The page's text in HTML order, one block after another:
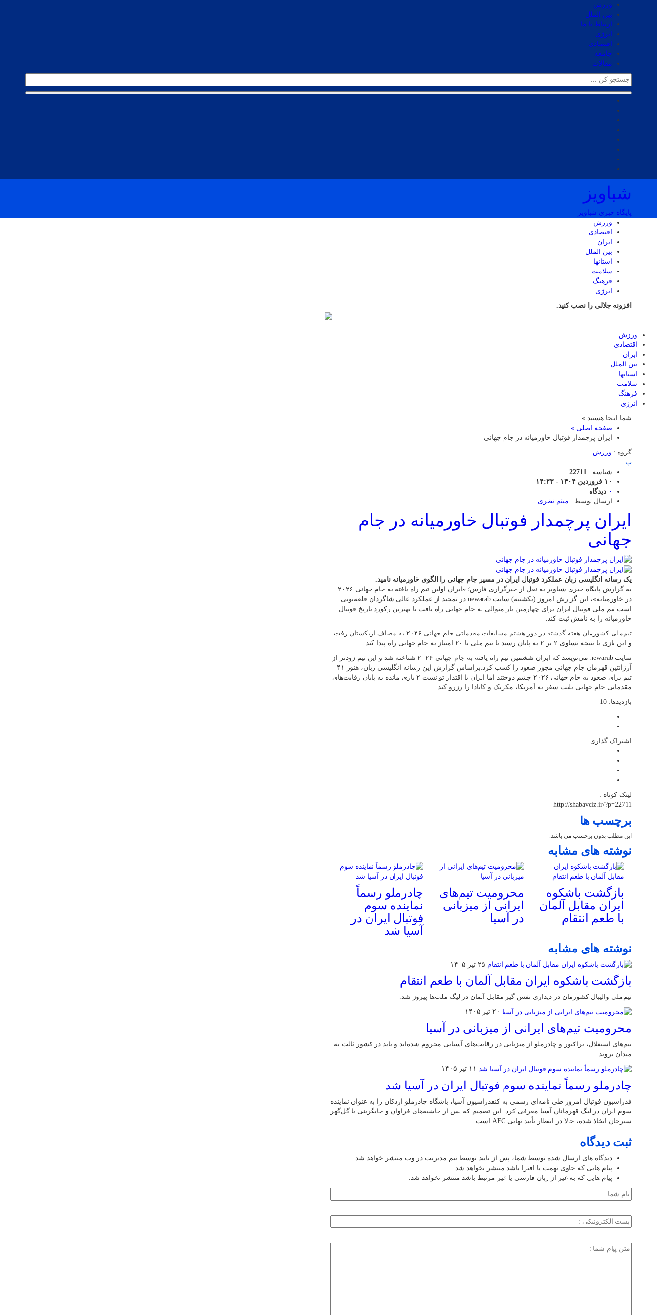
ورزش
بین الملل
ارتباط با ما
انرژی
اقتصادی
جامعه
مقالات
شباویز
پایگاه خبری شباویز
ورزش
اقتصادی
ایران
بین الملل
استانها
سلامت
فرهنگ
انرژی
افزونه جلالی را نصب کنید.
ورزش
اقتصادی
ایران
بین الملل
استانها
سلامت
فرهنگ
انرژی
شما اینجا هستید »
صفحه اصلی »
ایران پرچمدار فوتبال خاورمیانه در جام جهانی
گروه : ورزش
پ
شناسه : 22711
۱۰ فروردین ۱۴۰۴ - ۱۴:۳۳
۰ دیدگاه
ارسال توسط : میثم نظری
ایران پرچمدار فوتبال خاورمیانه در جام
جهانی
یک رسانه انگلیسی زبان عملکرد فوتبال ایران در مسیر جام جهانی را الگوی خاورمیانه نامید.
به گزارش پایگاه خبری شباویز به نقل از خبرگزاری فارس؛ «ایران اولین تیم راه یافته به جام جهانی ۲۰۲۶
در خاورمیانه»، این گزارش امروز (یکشنبه) سایت newarab در تمجید از عملکرد عالی شاگردان قلعه‌نویی
است.تیم ملی فوتبال ایران برای چهارمین بار متوالی به جام جهانی راه یافت تا بهترین رکورد تاریخ فوتبال
خاورمیانه را به نامش ثبت کند.
تیم‌ملی کشورمان هفته گذشته در دور هشتم مسابقات مقدماتی جام جهانی ۲۰۲۶ به مصاف ازبکستان رفت
و این بازی با نتیجه تساوی ۲ بر ۲ به پایان رسید تا تیم ملی با ۲۰ امتیاز به جام جهانی راه پیدا کند.
سایت newarab می‌نویسد که ایران ششمین تیم راه یافته به جام جهانی ۲۰۲۶ شناخته شد و این تیم زودتر از
آرژانتین قهرمان جام جهانی مجوز صعود را کسب کرد.براساس گزارش این رسانه انگلیسی زبان، هنوز ۴۱
تیم برای صعود به جام جهانی ۲۰۲۶ چشم دوختند اما ایران با اقتدار توانست ۲ بازی مانده به پایان رقابت‌های
مقدماتی جام جهانی بلیت سفر به آمریکا، مکزیک و کانادا را رزرو کند.
بازدیدها: 10
اشتراک گذاری :
لینک کوتاه :
http://shabaveiz.ir/?p=22711
برچسب ها
این مطلب بدون برچسب می باشد.
نوشته های مشابه
بازگشت باشکوه
ایران مقابل آلمان
با طعم انتقام
محرومیت تیم‌های
ایرانی از میزبانی
در آسیا
چادرملو رسماً
نماینده سوم
فوتبال ایران در
آسیا شد
نوشته های مشابه
۲۵ تیر ۱۴۰۵
بازگشت باشکوه ایران مقابل آلمان با طعم انتقام
تیم‌ملی والیبال کشورمان در دیداری نفس گیر مقابل آلمان در لیگ ملت‌ها پیروز شد.
۲۰ تیر ۱۴۰۵
محرومیت تیم‌های ایرانی از میزبانی در آسیا
تیم‌های استقلال، تراکتور و چادرملو از میزبانی در رقابت‌های آسیایی محروم شده‌اند و باید در کشور ثالث به
میدان بروند.
۱۱ تیر ۱۴۰۵
چادرملو رسماً نماینده سوم فوتبال ایران در آسیا شد
فدراسیون فوتبال امروز طی نامه‌ای رسمی به کنفدراسیون آسیا، باشگاه چادرملو اردکان را به عنوان نماینده
سوم ایران در لیگ قهرمانان آسیا معرفی کرد. این تصمیم که پس از حاشیه‌های فراوان و جایگزینی با گل‌گهر
سیرجان اتخاذ شده، حالا در انتظار تأیید نهایی AFC است.
ثبت دیدگاه
دیدگاه های ارسال شده توسط شما، پس از تایید توسط تیم مدیریت در وب منتشر خواهد شد.
پیام هایی که حاوی تهمت یا افترا باشد منتشر نخواهد شد.
پیام هایی که به غیر از زبان فارسی یا غیر مرتبط باشد منتشر نخواهد شد.